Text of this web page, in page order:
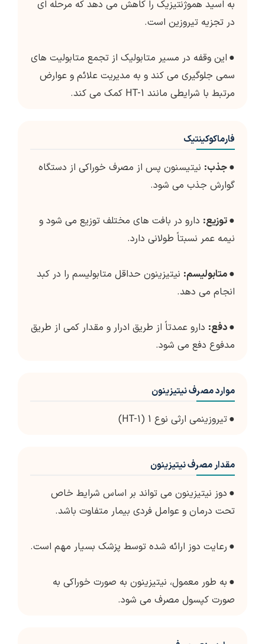
به اسید هموژنتیزیک را کاهش می دهد که مرحله ای
در تجزیه تیروزین است.
● این وقفه در مسیر متابولیک از تجمع متابولیت های
سمی جلوگیری می کند و به مدیریت علائم و عوارض
مرتبط با شرایطی مانند HT-1 کمک می کند.
فارماکوکینتیک
●جذب: نیتیسنون پس از مصرف خوراکی از دستگاه
گوارش جذب می شود.
●توزیع: دارو در بافت های مختلف توزیع می شود و
نیمه عمر نسبتاً طولانی دارد.
●متابولیسم: نیتیزینون حداقل متابولیسم را در کبد
انجام می دهد.
●دفع: دارو عمدتاً از طریق ادرار و مقدار کمی از طریق
مدفوع دفع می شود.
موارد مصرف نیتیزینون
●تیروزینمی ارثی نوع 1 (HT-1)
مقدار مصرف نیتیزینون
● دوز نیتیزینون می تواند بر اساس شرایط خاص
تحت درمان و عوامل فردی بیمار متفاوت باشد.
● رعایت دوز ارائه شده توسط پزشک بسیار مهم است.
● به طور معمول، نیتیزینون به صورت خوراکی به
صورت کپسول مصرف می شود.